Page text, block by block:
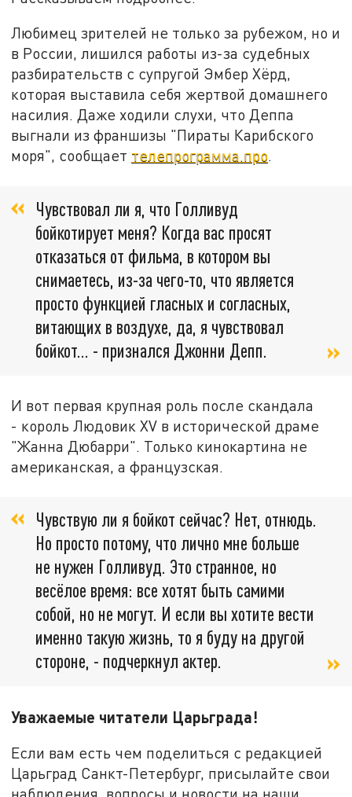
Любимец зрителей не только за рубежом, но и
в России, лишился работы из-за судебных
разбирательств с супругой Эмбер Хёрд,
которая выставила себя жертвой домашнего
насилия. Даже ходили слухи, что Деппа
выгнали из франшизы "Пираты Карибского
моря", сообщает телепрограмма.про.
Чувствовал ли я, что Голливуд
бойкотирует меня? Когда вас просят
отказаться от фильма, в котором вы
снимаетесь, из-за чего-то, что является
просто функцией гласных и согласных,
витающих в воздухе, да, я чувствовал
бойкот... - признался Джонни Депп.
И вот первая крупная роль после скандала
- король Людовик XV в исторической драме
"Жанна Дюбарри". Только кинокартина не
американская, а французская.
Чувствую ли я бойкот сейчас? Нет, отнюдь.
Но просто потому, что лично мне больше
не нужен Голливуд. Это странное, но
весёлое время: все хотят быть самими
собой, но не могут. И если вы хотите вести
именно такую жизнь, то я буду на другой
стороне, - подчеркнул актер.
Уважаемые читатели Царьграда!
Если вам есть чем поделиться с редакцией
Царьград Санкт-Петербург, присылайте свои